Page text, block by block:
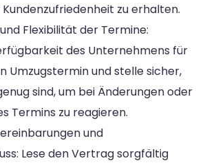
zu erhalten.
Flexibilität der Termine:
des Unternehmens für
Umzugstermin und stelle sicher,
sind, um bei Änderungen oder
Termins zu reagieren.
und
Lese den Vertrag sorgfältig